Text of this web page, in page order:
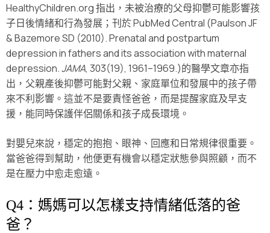
HealthyChildren.org 指出，未被治療的父母抑鬱可能影響孩
子日後情緒和行為發展；刊於 PubMed Central (Paulson JF
& Bazemore SD (2010). Prenatal and postpartum
depression in fathers and its association with maternal
depression.JAMA, 303(19), 1961–1969.)的醫學文章亦指
出，父親產後抑鬱可能對父親、家庭單位和發展中的孩子帶
來不利影響。這並不是要責怪爸爸，而是提醒家庭及早支
援，能同時保護伴侶關係和孩子成長環境。
對嬰兒來說，穩定的抱抱、眼神、回應和日常規律很重要。
當爸爸得到幫助，他便更有機會以穩定狀態參與照顧，而不
是在壓力中愈走愈遠。
Q4：媽媽可以怎樣支持情緒低落的爸
爸？